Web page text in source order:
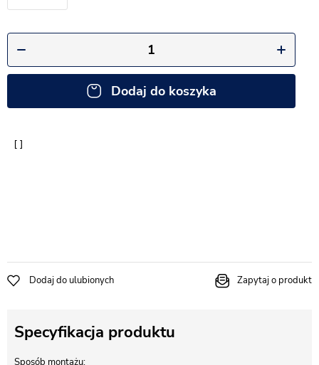
Dodaj do koszyka
Dodaj do ulubionych Zapytaj o produkt
Specyfikacja produktu
Sposób montażu